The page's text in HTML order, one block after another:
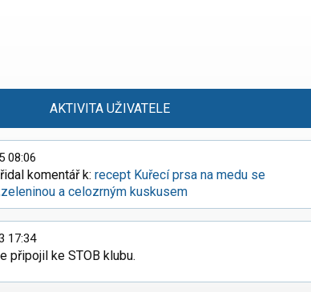
AKTIVITA UŽIVATELE
08:06
komentář k:recept Kuřecí prsa na medu se
a celozrným kuskusem
17:34
připojil ke STOB klubu.